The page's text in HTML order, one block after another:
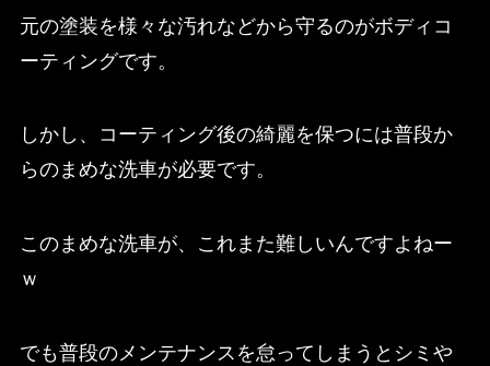
元の塗装を様々な汚れなどから守るのがボディコ
ーティングです。
しかし、コーティング後の綺麗を保つには普段か
らのまめな洗車が必要です。
このまめな洗車が、これまた難しいんですよねー
ｗ
でも普段のメンテナンスを怠ってしまうとシミや